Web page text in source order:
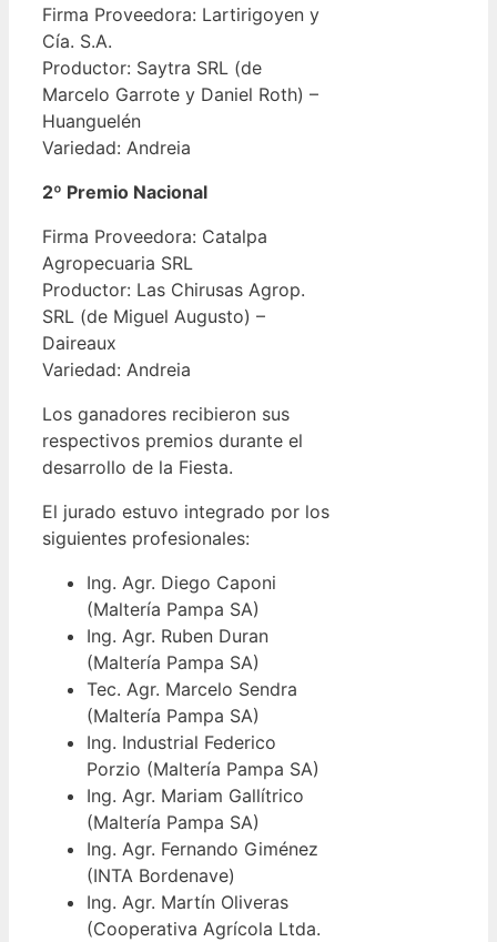
Firma Proveedora: Lartirigoyen y
Cía. S.A.
Productor: Saytra SRL (de
Marcelo Garrote y Daniel Roth) –
Huanguelén
Variedad: Andreia
2º Premio Nacional
Firma Proveedora: Catalpa
Agropecuaria SRL
Productor: Las Chirusas Agrop.
SRL (de Miguel Augusto) –
Daireaux
Variedad: Andreia
Los ganadores recibieron sus
respectivos premios durante el
desarrollo de la Fiesta.
El jurado estuvo integrado por los
siguientes profesionales:
Ing. Agr. Diego Caponi
(Maltería Pampa SA)
Ing. Agr. Ruben Duran
(Maltería Pampa SA)
Tec. Agr. Marcelo Sendra
(Maltería Pampa SA)
Ing. Industrial Federico
Porzio (Maltería Pampa SA)
Ing. Agr. Mariam Gallítrico
(Maltería Pampa SA)
Ing. Agr. Fernando Giménez
(INTA Bordenave)
Ing. Agr. Martín Oliveras
(Cooperativa Agrícola Ltda.